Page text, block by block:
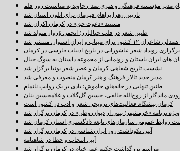
مدیر مؤسسه فرهنگی و هنری تمدن جاوید به مناسبت روز قلم
نازنین زهرا پراهام قهرمان ترای اتلون استان شد
مستند «دعوت حق» در کرمان اکران شد
طنین شعر در قلب جبالبارز؛ انجمن وُروار متولد شد
میناب و ایرانِ استوار، منتشر شد
برگزاری رویداد شعر عاشورایی در تاریخ ادبیات فارسی در کرمان
ایران باستان و رونمایی از مجموعه داستان به سوگ خیال
نشست تاریخ شفاهی کرمان و عصر شعر بوتیا برگزار شد
طنینِ تنهایی در خانه‌هایِ خاموش؛ یادی بر یک روایتِ ناتمام
ماندگار از روح‌الله خالقی، حسین گل‌گلاب و غلامحسین بنان
کرمان پیشگام فعالیت‌های ترویجی شعر و ادب در کشور است
ویژه برنامه «خرمشهر؛ بیتی از دیوان وطن» در کرمان برگزار شد
روابط عمومی سازمان‌های تابعه دادگستری استان کرمان شد
آیین نکوداشت روز ایران‌شناسی در کرمان برگزار شد
آیین انتخاب و خطا در شاهنامه
مراسم بزرگداشت حکیم عمر خیام در کرمان برگزار شد